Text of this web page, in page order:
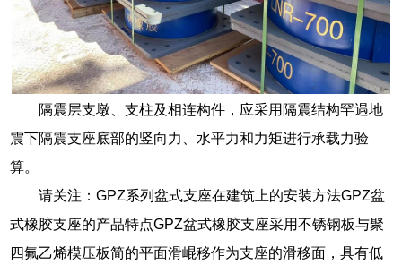
隔震层支墩、支柱及相连构件，应采用隔震结构罕遇地
震下隔震支座底部的竖向力、水平力和力矩进行承载力验
算。
请关注：GPZ系列盆式支座在建筑上的安装方法GPZ盆
式橡胶支座的产品特点GPZ盆式橡胶支座采用不锈钢板与聚
四氟乙烯模压板简的平面滑崐移作为支座的滑移面，具有低